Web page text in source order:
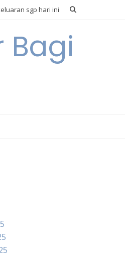
sgp hari ini
Bagi